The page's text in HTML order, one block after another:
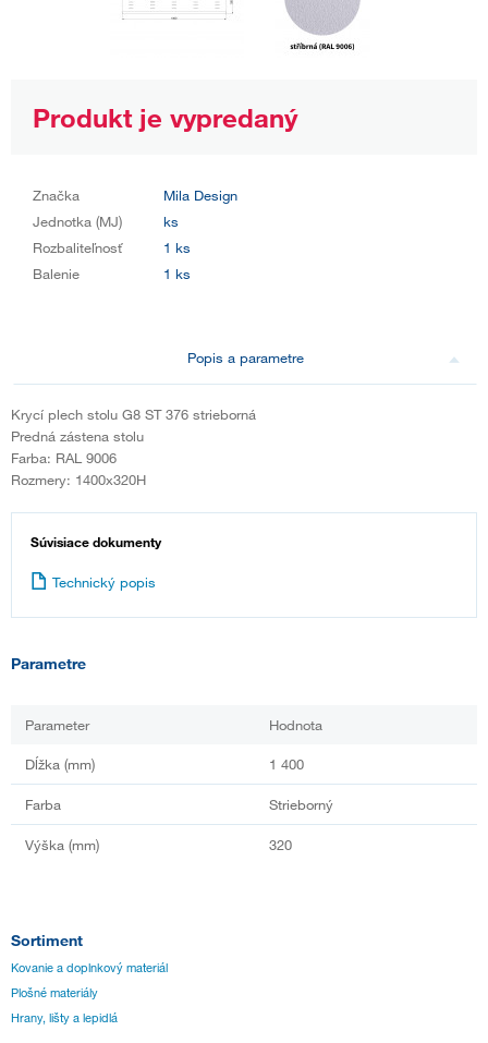
Produkt je vypredaný
Značka
Mila Design
Jednotka (MJ)
ks
Rozbaliteľnosť
1 ks
Balenie
1 ks
Popis a parametre
Krycí plech stolu G8 ST 376 strieborná
Predná zástena stolu
Farba: RAL 9006
Rozmery: 1400x320H
Súvisiace dokumenty
Technický popis
Parametre
Parameter Hodnota
Dĺžka (mm) 1 400
Farba Strieborný
Výška (mm) 320
Sortiment
Kovanie a doplnkový materiál
Plošné materiály
Hrany, lišty a lepidlá